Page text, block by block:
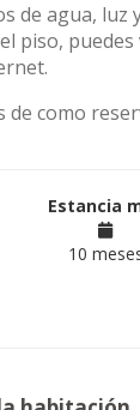
de agua, luz
piso,
de como
Estancia
10